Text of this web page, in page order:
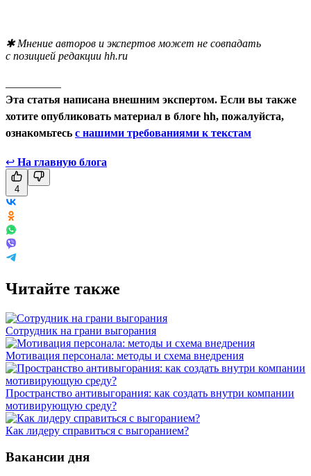
✱ Мнение авторов и экспертов может не совпадать
с позицией редакции hh.ru
Эта статья написана внешним экспертом. Если вы также
хотите опубликовать материал в блоге hh, пожалуйста,
ознакомьтесь с нашими требованиями к текстам
↩ На главную блога
4
Читайте также
Сотрудник на грани выгорания
Мотивация персонала: методы и схема внедрения
Пространство антивыгорания: как создать внутри компании
мотивирующую среду?
Как лидеру справиться с выгоранием?
Вакансии дня